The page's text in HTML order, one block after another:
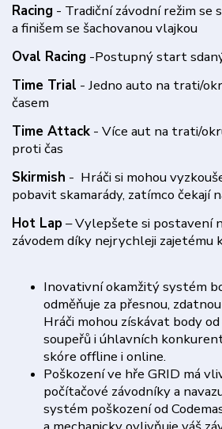
Racing - Tradiční závodní režim
a finišem se šachovanou vlajkou
Oval Racing -Postupný start
Time Trial - Jedno auto na trati/
časem
Time Attack - Více aut na trati/
proti čas
Skirmish - Hráči si mohou
pobavit skamarády, zatímco čekají
Hot Lap – Vylepšete si postavení
závodem díky nejrychleji zajetému
Inovativní okamžitý systém
odměňuje za přesnou,
Hráči mohou získávat body
soupeřů i úhlavních
skóre offline i online.
Poškození ve hře GRID má
počítačové závodníky a
systém poškození od